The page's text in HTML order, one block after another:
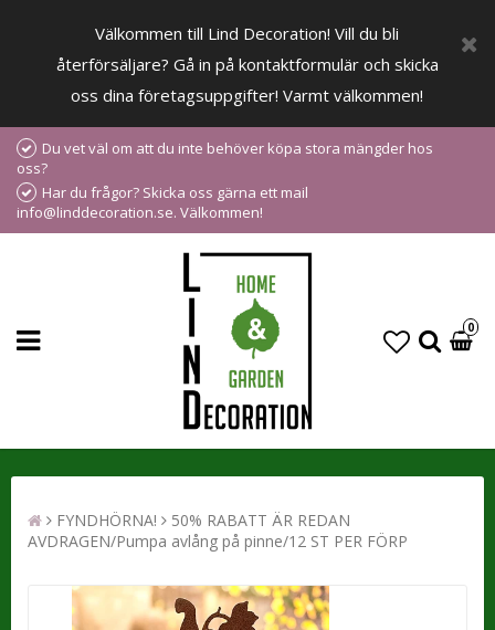
Välkommen till Lind Decoration! Vill du bli
återförsäljare? Gå in på kontaktformulär och skicka
oss dina företagsuppgifter! Varmt välkommen!
Du vet väl om att du inte behöver köpa stora mängder hos
oss?
Har du frågor? Skicka oss gärna ett mail
info@linddecoration.se. Välkommen!
0
FYNDHÖRNA!
50% RABATT ÄR REDAN
AVDRAGEN/Pumpa avlång på pinne/12 ST PER FÖRP